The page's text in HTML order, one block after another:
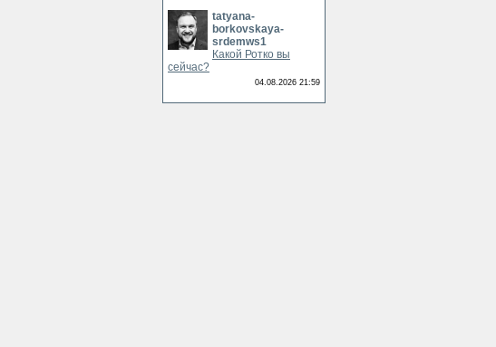
tatyana-
borkovskaya-
srdemws1
Какой Ротко вы
сейчас?
04.08.2026 21:59